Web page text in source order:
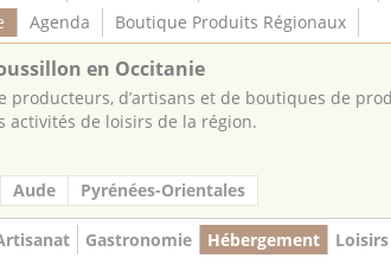
Agenda Boutique Produits Régionaux
en Occitanie
producteurs, d’artisans et de boutiques de
activités de loisirs de la région.
Aude Pyrénées-Orientales
Gastronomie Hébergement